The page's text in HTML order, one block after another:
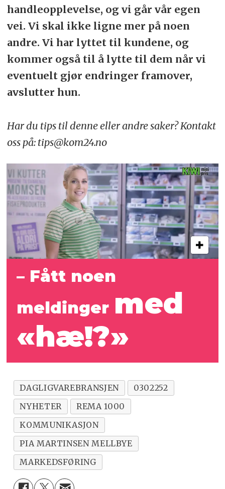
handleopplevelse, og vi går vår egen
vei. Vi skal ikke ligne mer på noen
andre. Vi har lyttet til kundene, og
kommer også til å lytte til dem når vi
eventuelt gjør endringer framover,
avslutter hun.
Har du tips til denne eller andre saker? Kontakt
oss på: tips@kom24.no
– Fått noen
meldinger med
«hæ!?»
DAGLIGVAREBRANSJEN
0302252
NYHETER
REMA 1000
KOMMUNIKASJON
PIA MARTINSEN MELLBYE
MARKEDSFØRING